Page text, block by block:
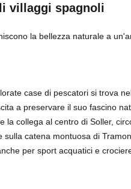
villaggi spagnoli
la bellezza naturale a
case di pescatori si trova
a preservare il suo fascino
la collega al centro di Soller,
sulla catena montuosa di
per sport acquatici e